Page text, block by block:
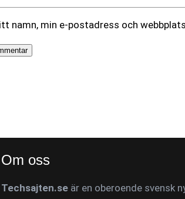
namn, min e-postadress och
Om oss
Techsajten.seär en oberoende svensk